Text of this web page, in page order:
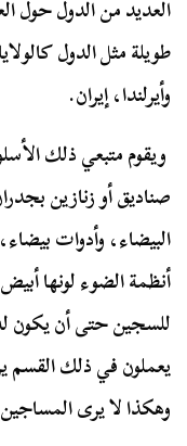
العديد من الدول حول
طويلة مثل الدول
وأيرلندا، إيران.
ويقوم متبعي ذلك
صناديق أو زنازين
البيضاء، وأدوات
أنظمة الضوء لونها
للسجين حتى أن يكون
يعملون في ذلك القسم
وهكذا لا يرى